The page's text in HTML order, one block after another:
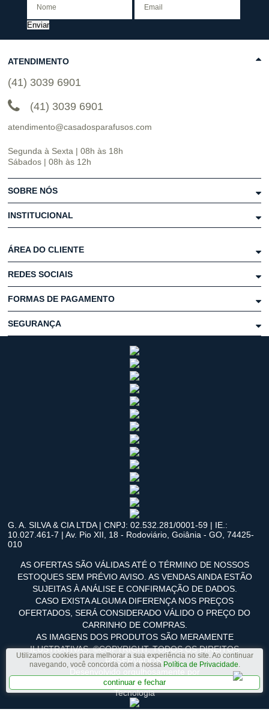
Enviar
Utilizamos cookies para melhorar a sua experiência no site. Ao continuar
navegando, você concorda com a nossa Política de Privacidade.
continuar e fechar
ATENDIMENTO
(41) 3039 6901
(41) 3039 6901
atendimento@casadosparafusos.com
Segunda à Sexta | 08h às 18h
Sábados | 08h às 12h
SOBRE NÓS
INSTITUCIONAL
ÁREA DO CLIENTE
REDES SOCIAIS
FORMAS DE PAGAMENTO
SEGURANÇA
G. A. SILVA & CIA LTDA | CNPJ: 02.532.281/0001-59 | IE.:
10.027.461-7 | Av. Pio XII, 18 - Rodoviário, Goiânia - GO, 74425-
010
AS OFERTAS SÃO VÁLIDAS ATÉ O TÉRMINO DE NOSSOS
ESTOQUES SEM PRÉVIO AVISO. AS VENDAS AINDA ESTÃO
SUJEITAS À ANÁLISE E CONFIRMAÇÃO DE DADOS.
CASO EXISTA ALGUMA DIFERENÇA NOS PREÇOS
OFERTADOS, SERÁ CONSIDERADO VÁLIDO O PREÇO DO
CARRINHO DE COMPRAS.
AS IMAGENS DOS PRODUTOS SÃO MERAMENTE
ILUSTRATIVAS. ©COPYRIGHT. TODOS OS DIREITOS
RESERVADOS.
Tecnologia